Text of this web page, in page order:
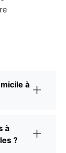
à
à
?